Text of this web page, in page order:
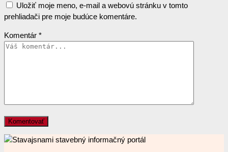
Uložiť moje meno, e-mail a webovú stránku v tomto
prehliadači pre moje budúce komentáre.
Komentár *